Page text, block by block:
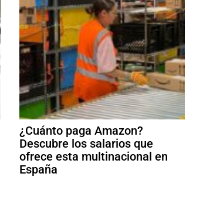
¿Cuánto paga Amazon?
Descubre los salarios que
ofrece esta multinacional en
España